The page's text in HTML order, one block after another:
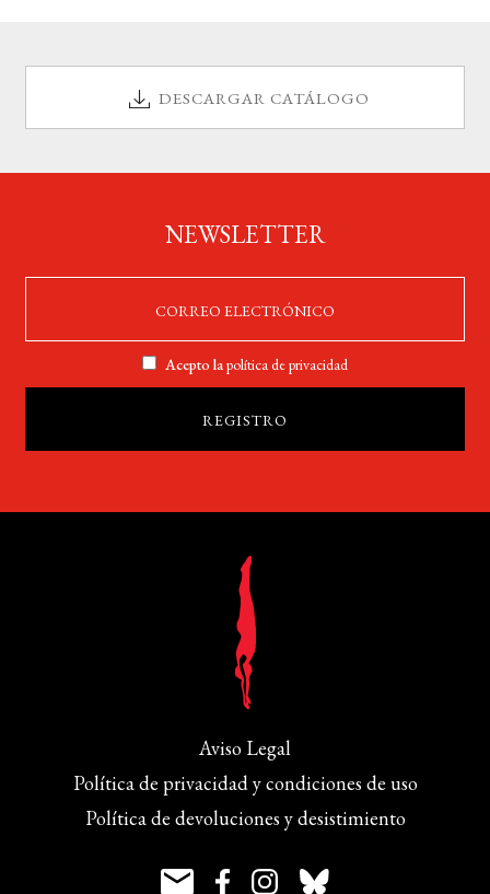
DESCARGAR CATÁLOGO
NEWSLETTER
Acepto lapolítica de privacidad
Aviso Legal
Política de privacidad y condiciones de uso
Política de devoluciones y desistimiento